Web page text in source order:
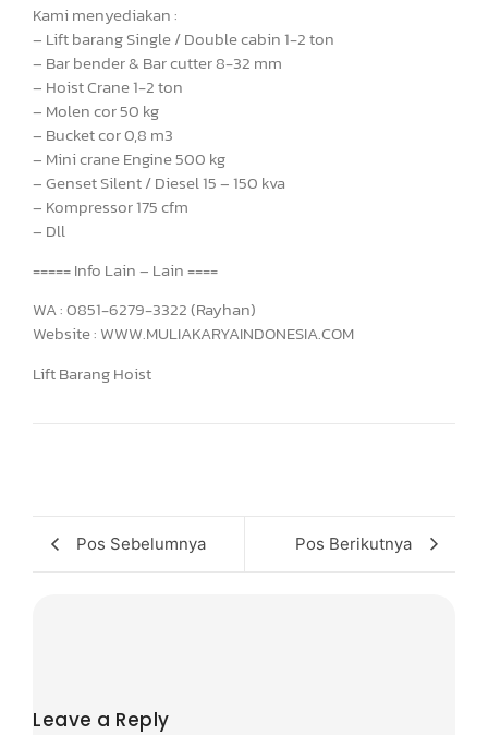
Kami menyediakan :
– Lift barang Single / Double cabin 1-2 ton
– Bar bender & Bar cutter 8-32 mm
– Hoist Crane 1-2 ton
– Molen cor 50 kg
– Bucket cor 0,8 m3
– Mini crane Engine 500 kg
– Genset Silent / Diesel 15 – 150 kva
– Kompressor 175 cfm
– Dll
===== Info Lain – Lain ====
WA : 0851-6279-3322 (Rayhan)
Website : WWW.MULIAKARYAINDONESIA.COM
Lift Barang Hoist
Pos Sebelumnya Pos Berikutnya
Leave a Reply